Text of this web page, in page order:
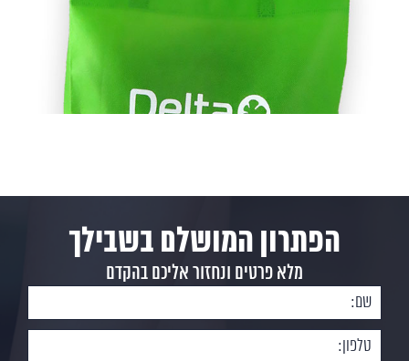
הפתרון המושלם בשבילך
מלא פרטים ונחזור אליכם בהקדם